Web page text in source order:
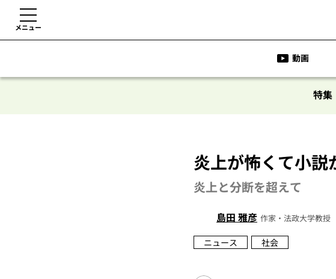
メニュー
動画
特集
炎上が怖くて小説
炎上と分断を超えて
島田 雅彦 作家・法政大学教授
ニュース
社会